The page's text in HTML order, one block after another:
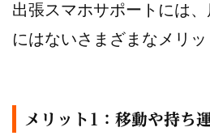
出張スマホサポートには
にはないさまざまなメリッ
メリット1：移動や持ち